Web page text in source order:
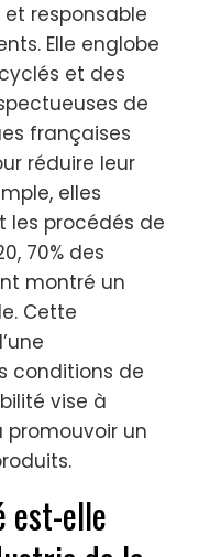
responsable
Elle englobe
et des
de
françaises
réduire leur
elles
les procédés de
70% des
montré un
Cette
conditions de
vise à
un
est-elle